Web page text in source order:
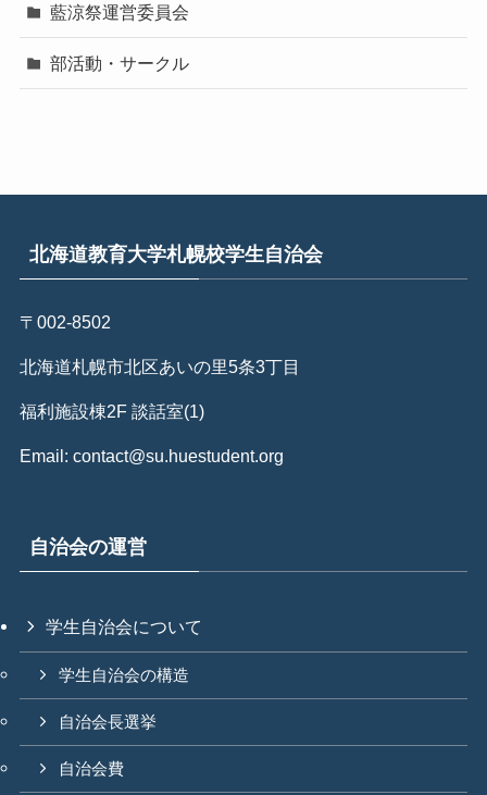
藍涼祭運営委員会
部活動・サークル
北海道教育大学札幌校学生自治会
〒002-8502
北海道札幌市北区あいの里5条3丁目
福利施設棟2F 談話室(1)
Email: contact@su.huestudent.org
自治会の運営
学生自治会について
学生自治会の構造
自治会長選挙
自治会費